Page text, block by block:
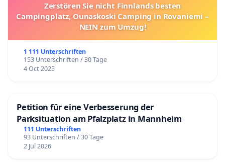
Zerstören Sie nicht Finnlands besten
Campingplatz, Ounaskoski Camping in Rovaniemi –
NEIN zum Umzug!
1 111 Unterschriften
153 Unterschriften / 30 Tage
4 Oct 2025
Petition für eine Verbesserung der
Parksituation am Pfalzplatz in Mannheim
111 Unterschriften
93 Unterschriften / 30 Tage
2 Jul 2026